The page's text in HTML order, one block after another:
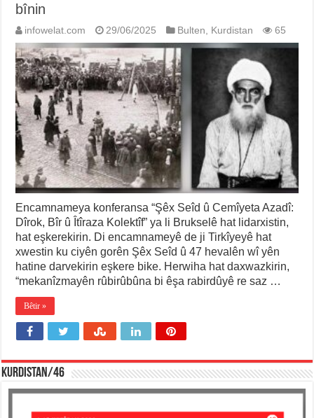
bînin
infowelat.com 29/06/2025 Bulten Kurdistan 65
Encamnameya konferansa “Şêx Seîd û Cemîyeta Azadî:
Dîrok, Bîr û Îtîraza Kolektîf” ya li Brukselê hat lidarxistin,
hat eşkerekirin. Di encamnameyê de ji Tirkîyeyê hat
xwestin ku ciyên gorên Şêx Seîd û 47 hevalên wî yên
hatine darvekirin eşkere bike. Herwiha hat daxwazkirin,
“mekanîzmayên rûbirûbûna bi êşa rabirdûyê re saz …
Bêtir »
KURDISTAN/46